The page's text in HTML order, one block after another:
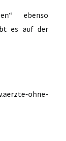
ebenso
es auf der
ohne-